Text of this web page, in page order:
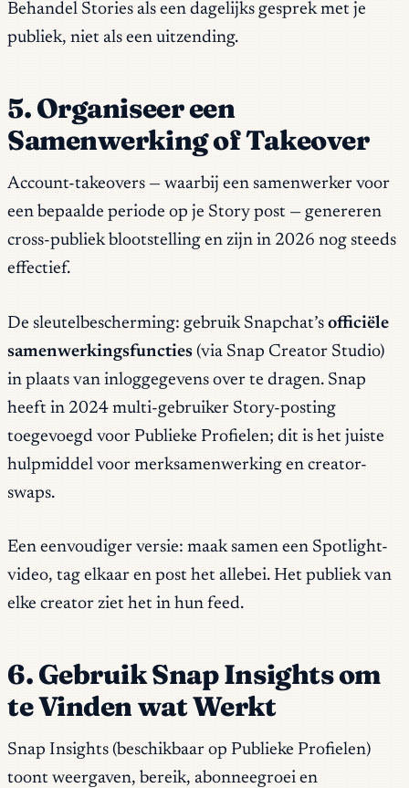
Behandel Stories als een dagelijks gesprek met je
publiek, niet als een uitzending.
5. Organiseer een
Samenwerking of Takeover
Account-takeovers — waarbij een samenwerker voor
een bepaalde periode op je Story post — genereren
cross-publiek blootstelling en zijn in 2026 nog steeds
effectief.
De sleutelbescherming: gebruik Snapchat’s officiële
samenwerkingsfuncties (via Snap Creator Studio)
in plaats van inloggegevens over te dragen. Snap
heeft in 2024 multi-gebruiker Story-posting
toegevoegd voor Publieke Profielen; dit is het juiste
hulpmiddel voor merksamenwerking en creator-
swaps.
Een eenvoudiger versie: maak samen een Spotlight-
video, tag elkaar en post het allebei. Het publiek van
elke creator ziet het in hun feed.
6. Gebruik Snap Insights om
te Vinden wat Werkt
Snap Insights (beschikbaar op Publieke Profielen)
toont weergaven, bereik, abonneegroei en